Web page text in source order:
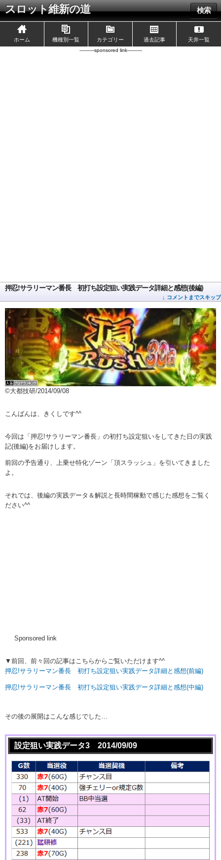
スロット維新の道 検索
ホーム 機種別一覧 カテゴリー 過去記事 天井一覧
----------sponsored link----------
押忍!サラリーマン番長 初打ち設定狙い実践データ詳細と感想(後編)
↓ コメントまでスキップ
©大都技研/2014/09/08
こんばんは、きくしです^^
今回は「押忍!サラリーマン番長」の初打ち設定狙いをしてきた日の実践
記(後編)をお届けします。
前回の予告通り、上乗せ特化ゾーン「頂スラッシュ」を引いてきました
よ。
それでは、後編の実践データ＆解説と長時間稼動で感じた感想をご覧く
ださい^^
Sponsored link
▼前回、前々回の記事はこちらからご覧いただけます^^
押忍!サラリーマン番長 初打ち設定狙い実践データ詳細と感想(前編)
押忍!サラリーマン番長 初打ち設定狙い実践データ詳細と感想(中編)
その後の展開はこんな感じでした…
設定狙い実践データ3 2014/09/09